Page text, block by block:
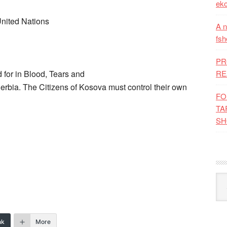
Nations
in Blood, Tears and
The Citizens of Kosova must control their own
More
A